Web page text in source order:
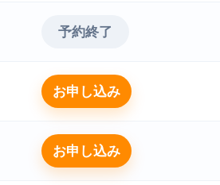
予約終了
お申し込み
お申し込み